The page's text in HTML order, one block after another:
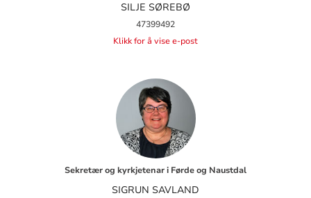
SILJE SØREBØ
47399492
Klikk for å vise e-post
Sekretær og kyrkjetenar i Førde og Naustdal
SIGRUN SAVLAND